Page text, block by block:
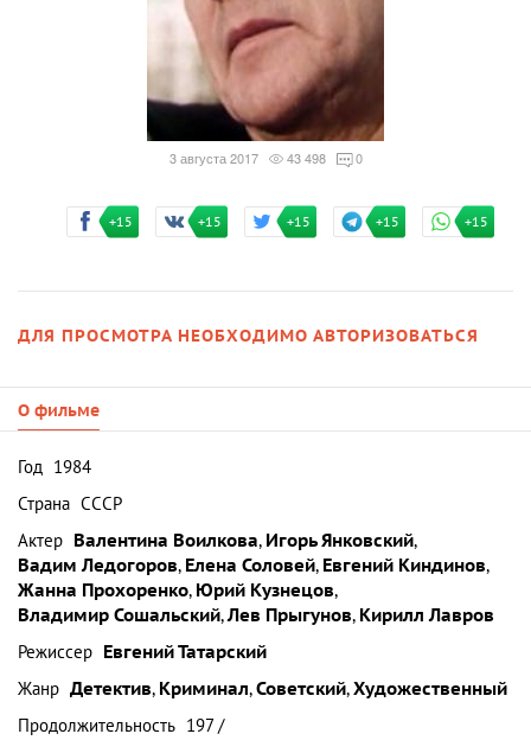
3 августа 2017 43 498 0
+15 +15 +15 +15 +15
ДЛЯ ПРОСМОТРА НЕОБХОДИМО АВТОРИЗОВАТЬСЯ
О фильме
Год 1984
Страна СССР
Актер Валентина Воилкова, Игорь Янковский,
Вадим Ледогоров, Елена Соловей, Евгений Киндинов,
Жанна Прохоренко, Юрий Кузнецов,
Владимир Сошальский,Лев Прыгунов, Кирилл Лавров
Режиссер Евгений Татарский
Жанр Детектив, Криминал,Советский,Художественный
Продолжительность 197 /